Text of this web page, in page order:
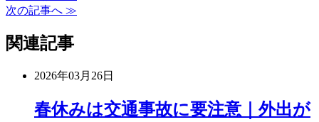
次の記事へ ≫
関連記事
2026年03月26日
春休みは交通事故に要注意｜外出が